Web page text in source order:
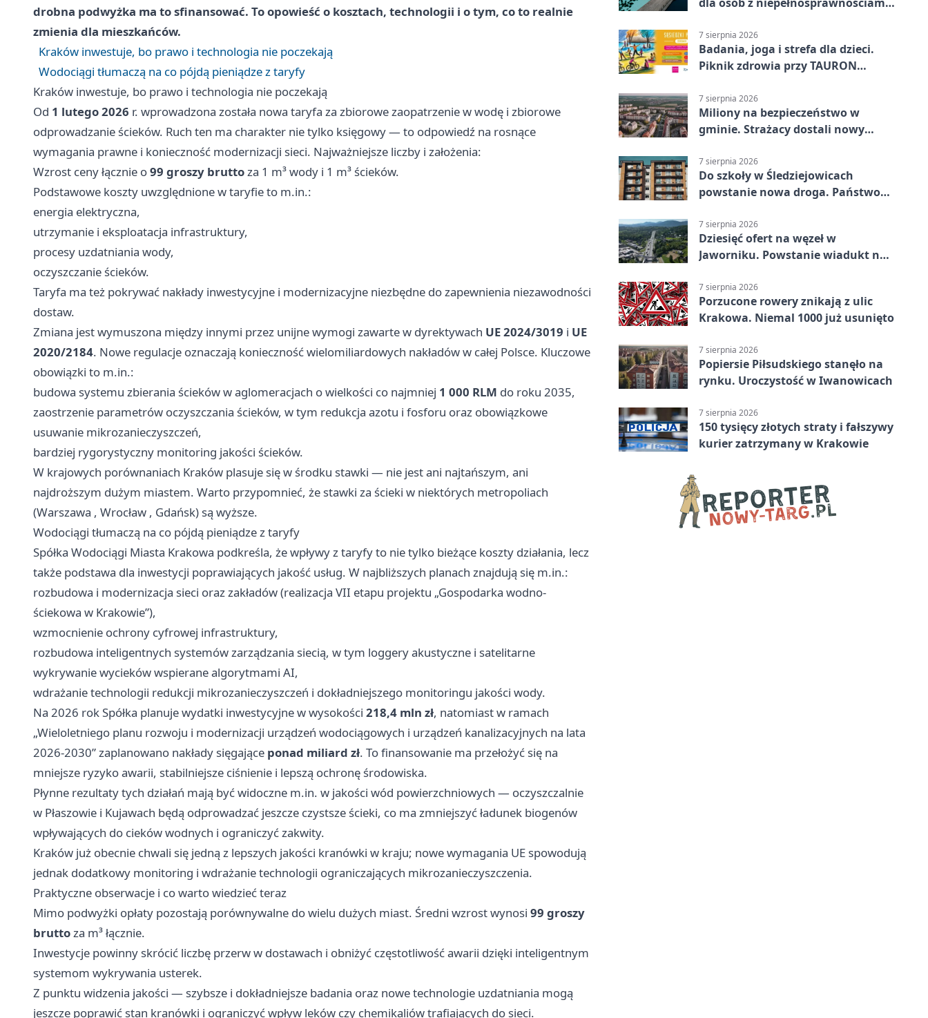
drobna podwyżka ma to sfinansować. To opowieść o kosztach, technologii i o tym, co to realnie
zmienia dla mieszkańców.
Kraków inwestuje, bo prawo i technologia nie poczekają
Wodociągi tłumaczą na co pójdą pieniądze z taryfy
Kraków inwestuje, bo prawo i technologia nie poczekają
Od 1 lutego 2026 r. wprowadzona została nowa taryfa za zbiorowe zaopatrzenie w wodę i zbiorowe
odprowadzanie ścieków. Ruch ten ma charakter nie tylko księgowy — to odpowiedź na rosnące
wymagania prawne i konieczność modernizacji sieci. Najważniejsze liczby i założenia:
Wzrost ceny łącznie o99 groszy bruttoza 1 m³ wody i 1 m³ ścieków.
Podstawowe koszty uwzględnione w taryfie to m.in.:
energia elektryczna,
utrzymanie i eksploatacja infrastruktury,
procesy uzdatniania wody,
oczyszczanie ścieków.
Taryfa ma też pokrywać nakłady inwestycyjne i modernizacyjne niezbędne do zapewnienia niezawodności
dostaw.
Zmiana jest wymuszona między innymi przez unijne wymogi zawarte w dyrektywach UE 2024/3019 i UE
2020/2184. Nowe regulacje oznaczają konieczność wielomiliardowych nakładów w całej Polsce. Kluczowe
obowiązki to m.in.:
budowa systemu zbierania ścieków w aglomeracjach o wielkości co najmniej 1 000 RLM do roku 2035,
zaostrzenie parametrów oczyszczania ścieków, w tym redukcja azotu i fosforu oraz obowiązkowe
usuwanie mikrozanieczyszczeń,
bardziej rygorystyczny monitoring jakości ścieków.
W krajowych porównaniach Kraków plasuje się w środku stawki — nie jest ani najtańszym, ani
najdroższym dużym miastem. Warto przypomnieć, że stawki za ścieki w niektórych metropoliach
(Warszawa , Wrocław , Gdańsk) są wyższe.
Wodociągi tłumaczą na co pójdą pieniądze z taryfy
Spółka Wodociągi Miasta Krakowa podkreśla, że wpływy z taryfy to nie tylko bieżące koszty działania, lecz
także podstawa dla inwestycji poprawiających jakość usług. W najbliższych planach znajdują się m.in.:
rozbudowa i modernizacja sieci oraz zakładów (realizacja VII etapu projektu „Gospodarka wodno-
ściekowa w Krakowie”),
wzmocnienie ochrony cyfrowej infrastruktury,
rozbudowa inteligentnych systemów zarządzania siecią, w tym loggery akustyczne i satelitarne
wykrywanie wycieków wspierane algorytmami AI,
wdrażanie technologii redukcji mikrozanieczyszczeń i dokładniejszego monitoringu jakości wody.
Na 2026 rok Spółka planuje wydatki inwestycyjne w wysokości 218,4 mln zł, natomiast w ramach
„Wieloletniego planu rozwoju i modernizacji urządzeń wodociągowych i urządzeń kanalizacyjnych na lata
2026-2030” zaplanowano nakłady sięgające ponad miliard zł. To finansowanie ma przełożyć się na
mniejsze ryzyko awarii, stabilniejsze ciśnienie i lepszą ochronę środowiska.
Płynne rezultaty tych działań mają być widoczne m.in. w jakości wód powierzchniowych — oczyszczalnie
w Płaszowie i Kujawach będą odprowadzać jeszcze czystsze ścieki, co ma zmniejszyć ładunek biogenów
wpływających do cieków wodnych i ograniczyć zakwity.
Kraków już obecnie chwali się jedną z lepszych jakości kranówki w kraju; nowe wymagania UE spowodują
jednak dodatkowy monitoring i wdrażanie technologii ograniczających mikrozanieczyszczenia.
Praktyczne obserwacje i co warto wiedzieć teraz
Mimo podwyżki opłaty pozostają porównywalne do wielu dużych miast. Średni wzrost wynosi 99 groszy
bruttoza m³ łącznie.
Inwestycje powinny skrócić liczbę przerw w dostawach i obniżyć częstotliwość awarii dzięki inteligentnym
systemom wykrywania usterek.
Z punktu widzenia jakości — szybsze i dokładniejsze badania oraz nowe technologie uzdatniania mogą
jeszcze poprawić stan kranówki i ograniczyć wpływ leków czy chemikaliów trafiających do sieci.
7 sierpnia 2026
Badania, joga i strefa dla dzieci.
Piknik zdrowia przy TAURON
7 sierpnia 2026
Miliony na bezpieczeństwo w
gminie. Strażacy dostali nowy
7 sierpnia 2026
Do szkoły w Śledziejowicach
powstanie nowa droga. Państwo
7 sierpnia 2026
Dziesięć ofert na węzeł w
Jaworniku. Powstanie wiadukt nad
7 sierpnia 2026
Porzucone rowery znikają z ulic
Krakowa. Niemal 1000 już usunięto
7 sierpnia 2026
Popiersie Piłsudskiego stanęło na
rynku. Uroczystość w Iwanowicach
7 sierpnia 2026
150 tysięcy złotych straty i fałszywy
kurier zatrzymany w Krakowie